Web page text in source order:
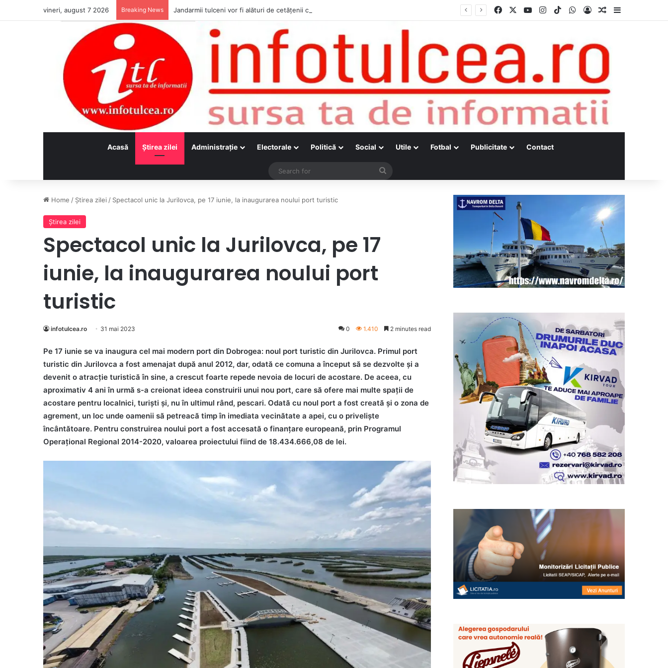
vineri, august 7 2026 Breaking News Jandarmii tulceni vor fi alături de cetățenii care vor lua parte la Festivalul Folk Țestos Facebook YouTubeInstagram
TikTokWhatsApp
Log InRandom Article
Acasă Ştirea zilei Administraţie Electorale Politică Social Utile Fotbal Publicitate Contact
Search
Home / Ştirea zilei / Spectacol unic la Jurilovca, pe 17 iunie, la inaugurarea noului port turistic
Ştirea zilei
Spectacol unic la Jurilovca, pe 17
iunie, la inaugurarea noului port
turistic
infotulcea.ro 31 mai 2023 0 1.410 2 minutes read
Pe 17 iunie se va inaugura cel mai modern port din Dobrogea: noul port turistic din Jurilovca. Primul port
turistic din Jurilovca a fost amenajat după anul 2012, dar, odată ce comuna a început să se dezvolte și a
devenit o atracție turistică în sine, a crescut foarte repede nevoia de locuri de acostare. De aceea, cu
aproximativ 4 ani în urmă s-a creionat ideea construirii unui nou port, care să ofere mai multe spații de
acostare pentru localnici, turiști și, nu în ultimul rând, pescari. Odată cu noul port a fost creată și o zona de
agrement, un loc unde oamenii să petreacă timp în imediata vecinătate a apei, cu o priveliște
încântătoare. Pentru construirea noului port a fost accesată o finanțare europeană, prin Programul
Operațional Regional 2014-2020, valoarea proiectului fiind de 18.434.666,08 de lei.